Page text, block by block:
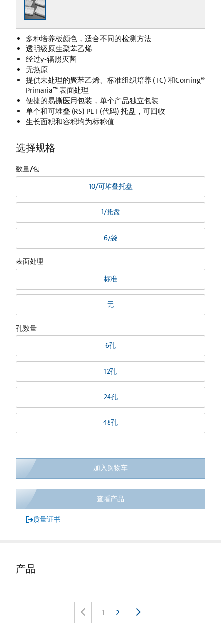
多种培养板颜色，适合不同的检测方法
透明级原生聚苯乙烯
经过γ-辐照灭菌
无热原
提供未处理的聚苯乙烯、标准组织培养 (TC) 和Corning®
Primaria™ 表面处理
便捷的易撕医用包装，单个产品独立包装
单个和可堆叠 (RS) PET (代码) 托盘，可回收
生长面积和容积均为标称值
选择规格
数量/包
10/可堆叠托盘
1/托盘
6/袋
表面处理
标准
无
孔数量
6孔
12孔
24孔
48孔
加入购物车
查看产品
质量证书
产品
1 2